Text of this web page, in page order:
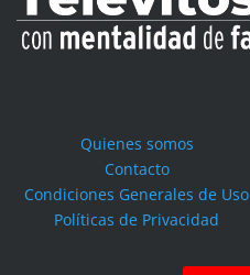
Quienes somos
Contacto
Condiciones Generales de Uso
Políticas de Privacidad